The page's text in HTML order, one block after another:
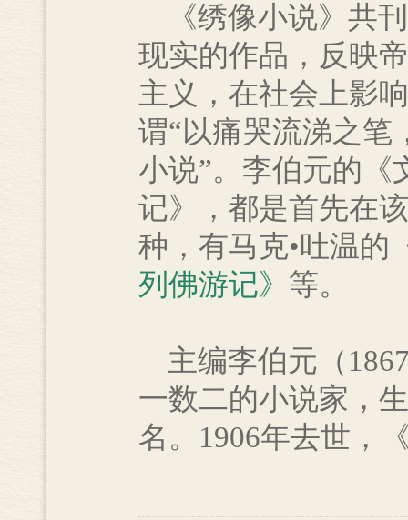
《绣像小说》共
现实的作品，反映
主义，在社会上影
谓“以痛哭流涕之笔
小说”。李伯元的《
记》，都是首先在
种，有马克•吐温的
列佛游记》 等。
主编李伯元（
一数二的小说家，
名。1906年去世，